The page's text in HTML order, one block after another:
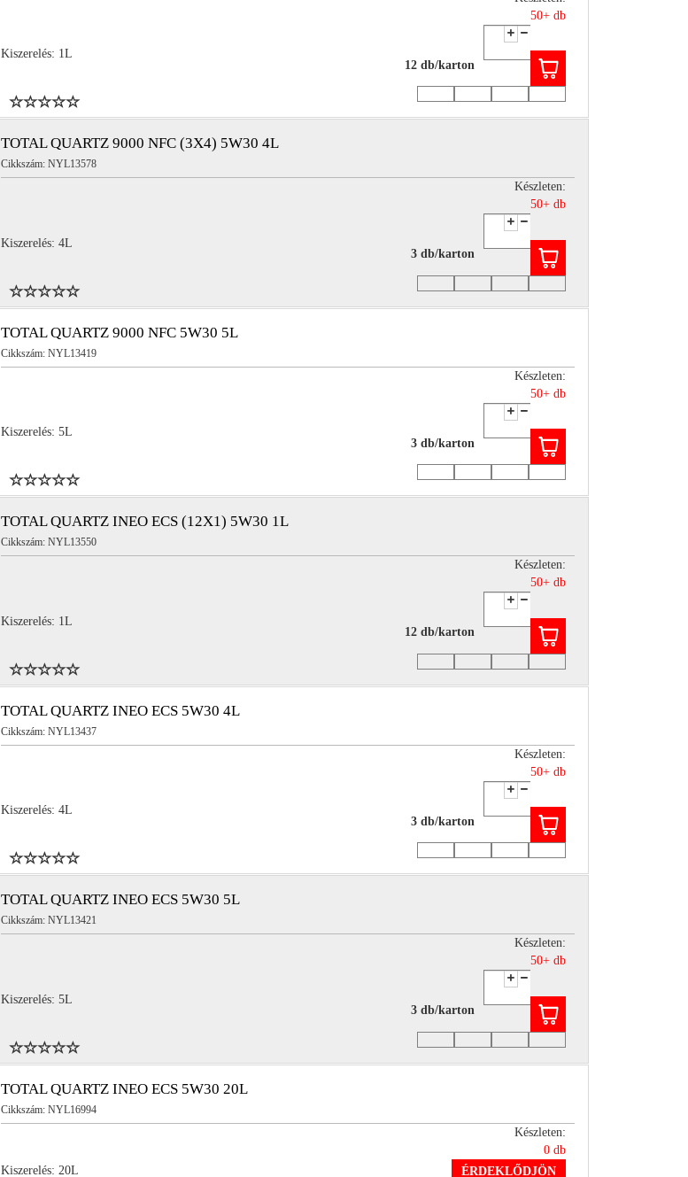
Kiszerelés: 1L
50+ db
12 db/karton
TOTAL QUARTZ 9000 NFC (3X4) 5W30 4L
Cikkszám: NYL13578
Kiszerelés: 4L
Készleten:
50+ db
3 db/karton
TOTAL QUARTZ 9000 NFC 5W30 5L
Cikkszám: NYL13419
Kiszerelés: 5L
Készleten:
50+ db
3 db/karton
TOTAL QUARTZ INEO ECS (12X1) 5W30 1L
Cikkszám: NYL13550
Kiszerelés: 1L
Készleten:
50+ db
12 db/karton
TOTAL QUARTZ INEO ECS 5W30 4L
Cikkszám: NYL13437
Kiszerelés: 4L
Készleten:
50+ db
3 db/karton
TOTAL QUARTZ INEO ECS 5W30 5L
Cikkszám: NYL13421
Kiszerelés: 5L
Készleten:
50+ db
3 db/karton
TOTAL QUARTZ INEO ECS 5W30 20L
Cikkszám: NYL16994
Kiszerelés: 20L
Készleten:
0 db
ÉRDEKLŐDJÖN